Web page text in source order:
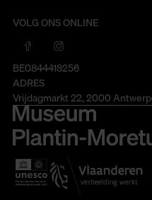
VOLG ONS ONLINE
BE0844418256
ADRES
Vrijdagmarkt 22, 2000